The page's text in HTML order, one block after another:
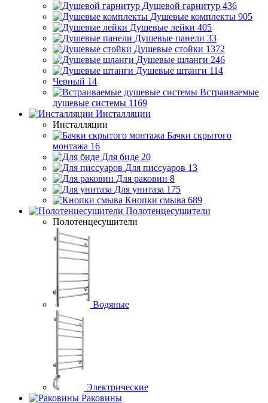
Душевой гарнитур 436
Душевые комплекты 905
Душевые лейки 405
Душевые панели 33
Душевые стойки 1372
Душевые шланги 246
Душевые штанги 114
Черный 14
Встраиваемые
душевые системы 1169
Инсталляции
Инсталляции
Бачки скрытого
монтажа 16
Для биде 20
Для писсуаров 13
Для раковин 8
Для унитаза 175
Кнопки смыва 689
Полотенцесушители
Полотенцесушители
Водяные
Электрические
Раковины